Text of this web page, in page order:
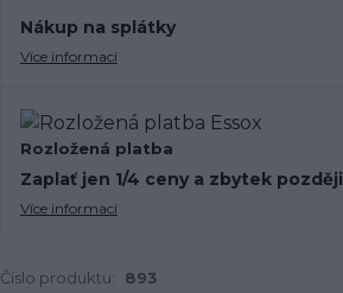
Nákup na splátky
Více informací
Rozložená platba
Zaplať jen 1/4 ceny a zbytek později
Více informací
Číslo produktu: 893